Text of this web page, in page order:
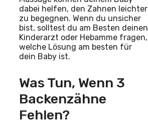
dabei helfen, den Zahnen leichter
zu begegnen. Wenn du unsicher
bist, solltest du am Besten deinen
Kinderarzt oder Hebamme fragen,
welche Lösung am besten für
dein Baby ist.
Was Tun, Wenn 3
Backenzähne
Fehlen?